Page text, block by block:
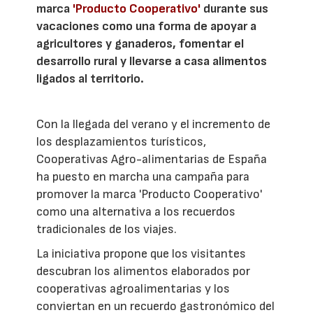
marca 'Producto Cooperativo' durante sus
vacaciones como una forma de apoyar a
agricultores y ganaderos, fomentar el
desarrollo rural y llevarse a casa alimentos
ligados al territorio.
Con la llegada del verano y el incremento de
los desplazamientos turísticos,
Cooperativas Agro-alimentarias de España
ha puesto en marcha una campaña para
promover la marca 'Producto Cooperativo'
como una alternativa a los recuerdos
tradicionales de los viajes.
La iniciativa propone que los visitantes
descubran los alimentos elaborados por
cooperativas agroalimentarias y los
conviertan en un recuerdo gastronómico del